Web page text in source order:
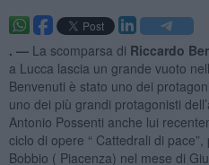
. — La scomparsa di Riccardo
a Lucca lascia un grande vuoto
Benvenuti è stato uno dei
uno dei più grandi protagonisti
Antonio Possenti anche lui
ciclo di opere “ Cattedrali di
Bobbio ( Piacenza) nel mese di